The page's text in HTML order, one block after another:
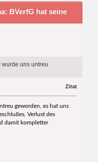
BVerfG hat seine
untreu (Gelesen
wurde uns untreu
Zitat
geworden, es hat uns
Verlust des
damit kompletter